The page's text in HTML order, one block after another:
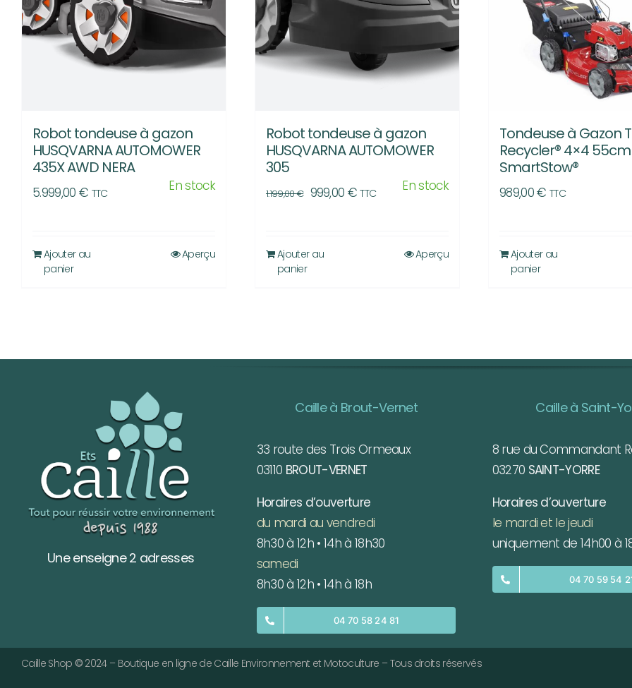
Robot tondeuse à gazon
HUSQVARNA AUTOMOWER
435X AWD NERA
5.999,00 € TTC En stock
Ajouter au
panier
Aperçu
Robot tondeuse à gazon
HUSQVARNA AUTOMOWER
305
1.199,00€ Le
était :
999,00 €Le
TTC En stock
Ajouter au
panier
Aperçu
Tondeuse à Gazon
Recycler® 4×4 55cm
SmartStow®
989,00€ TTC
Ajouter au
panier
Une enseigne 2 adresses
Caille à Brout-Vernet
33 route des Trois Ormeaux
03110 BROUT-VERNET
Horaires d’ouverture
du mardi au vendredi
8h30 à 12h • 14h à 18h30
samedi
8h30 à 12h • 14h à 18h
04 70 58 24 81
Caille à Saint-
8 rue du Commandant
03270 SAINT-YORRE
Horaires d’ouverture
le mardi et le jeudi
uniquement de 14h00 à
04 70 59 54
Caille Shop © 2024 – Boutique en ligne de Caille Environnement et Motoculture – Tous droits réservés